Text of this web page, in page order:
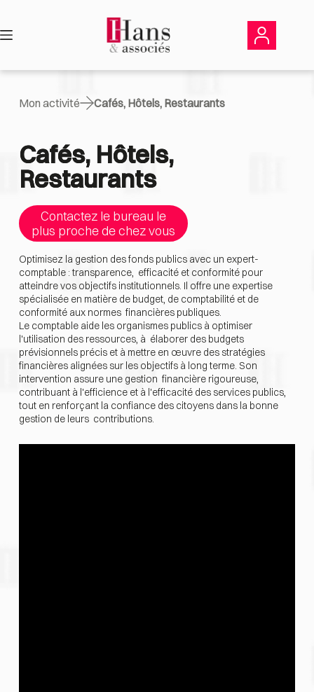
contenu
Mon activité Cafés, Hôtels, Restaurants
Cafés, Hôtels,
Restaurants
Contactez le bureau le
plus proche de chez vous
Optimisez la gestion des fonds publics avec un expert-
comptable : transparence, efficacité et conformité pour
atteindre vos objectifs institutionnels. Il offre une expertise
spécialisée en matière de budget, de comptabilité et de
conformité aux normes financières publiques.
Le comptable aide les organismes publics à optimiser
l'utilisation des ressources, à élaborer des budgets
prévisionnels précis et à mettre en œuvre des stratégies
financières alignées sur les objectifs à long terme. Son
intervention assure une gestion financière rigoureuse,
contribuant à l'efficience et à l'efficacité des services publics,
tout en renforçant la confiance des citoyens dans la bonne
gestion de leurs contributions.